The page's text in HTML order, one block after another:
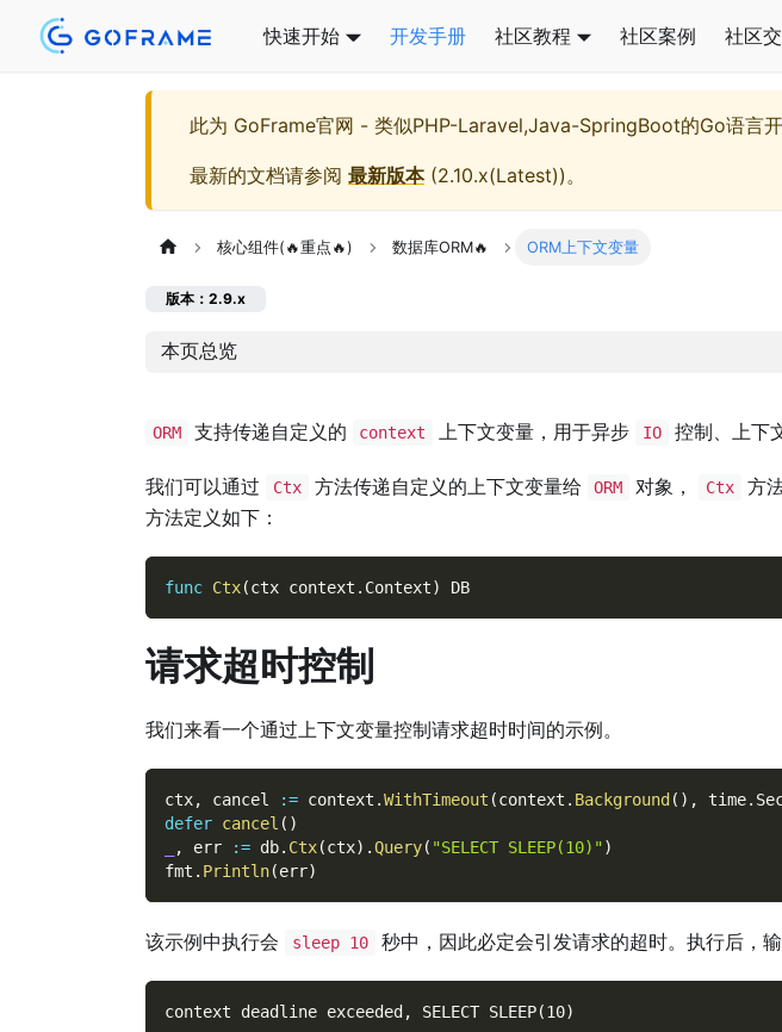
快速开始 开发手册 社区教程 社区案例 社区
此为 GoFrame官网 - 类似PHP-Laravel,Java-SpringBoot的Go语言
最新的文档请参阅 最新版本(2.10.x(Latest))。
核心组件(🔥重点🔥) 数据库ORM🔥 ORM上下文变量
版本：2.9.x
本页总览
ORM 支持传递自定义的 context 上下文变量，用于异步 IO 控制、上下
我们可以通过 Ctx 方法传递自定义的上下文变量给 ORM 对象， Ctx 方
方法定义如下：
func Ctx(ctx context . Context) DB
请求超时控制
我们来看一个通过上下文变量控制请求超时时间的示例。
ctx, cancel := context .WithTimeout (context . Background ( ) , time.
defer cancel ( )
, err := db. Ctx(ctx) .Query( "SELECT SLEEP(10)")
fmt . Println(err)
该示例中执行会 sleep 10 秒中，因此必定会引发请求的超时。执行后，输
context deadline exceeded, SELECT SLEEP(10)